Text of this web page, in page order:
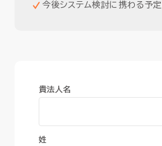
今後システム検討に携わる予
貴法人名
姓